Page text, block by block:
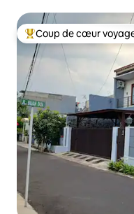
Coups de cœur
Coup de cœur